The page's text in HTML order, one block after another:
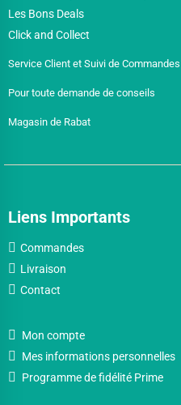
Les Bons Deals
Click and Collect
Service Client et Suivi de Commandes
Pour toute demande de conseils
Magasin de Rabat
Liens Importants
Commandes
Livraison
Contact
Mon compte
Mes informations personnelles
Programme de fidélité Prime